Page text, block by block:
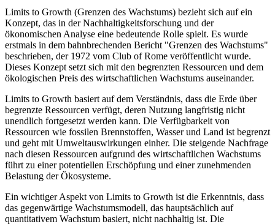
Limits to Growth (Grenzen des Wachstums) bezieht sich auf ein
Konzept, das in der Nachhaltigkeitsforschung und der
ökonomischen Analyse eine bedeutende Rolle spielt. Es wurde
erstmals in dem bahnbrechenden Bericht "Grenzen des Wachstums"
beschrieben, der 1972 vom Club of Rome veröffentlicht wurde.
Dieses Konzept setzt sich mit den begrenzten Ressourcen und dem
ökologischen Preis des wirtschaftlichen Wachstums auseinander.
Limits to Growth basiert auf dem Verständnis, dass die Erde über
begrenzte Ressourcen verfügt, deren Nutzung langfristig nicht
unendlich fortgesetzt werden kann. Die Verfügbarkeit von
Ressourcen wie fossilen Brennstoffen, Wasser und Land ist begrenzt
und geht mit Umweltauswirkungen einher. Die steigende Nachfrage
nach diesen Ressourcen aufgrund des wirtschaftlichen Wachstums
führt zu einer potentiellen Erschöpfung und einer zunehmenden
Belastung der Ökosysteme.
Ein wichtiger Aspekt von Limits to Growth ist die Erkenntnis, dass
das gegenwärtige Wachstumsmodell, das hauptsächlich auf
quantitativem Wachstum basiert, nicht nachhaltig ist. Die